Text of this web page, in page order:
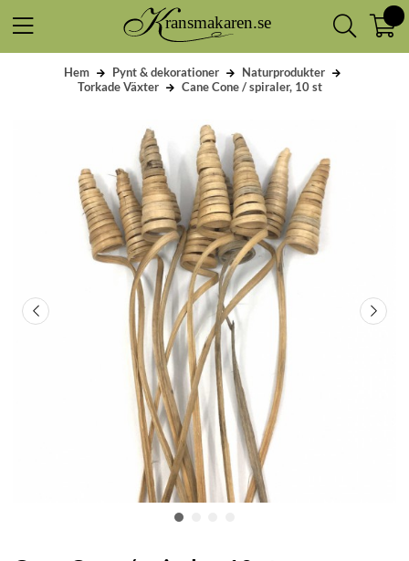
Hem Pynt & dekorationer
Naturprodukter
Torkade Växter
Cane Cone / spiraler, 10 st